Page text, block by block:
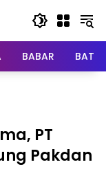
BABAR
PT
Pakdan